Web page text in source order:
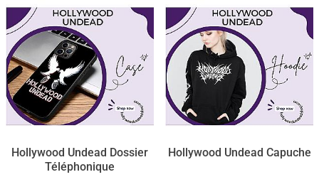
Hollywood Undead Dossier
Téléphonique
Hollywood Undead Capuche